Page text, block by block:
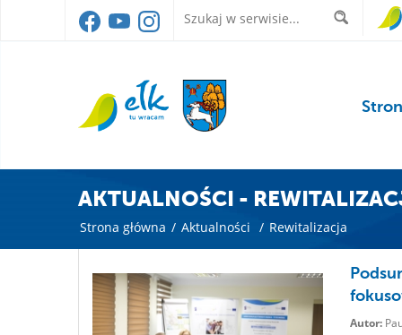
AKTUALNOŚCI -
Strona główna / Aktualności / Rewitalizacja
Autor: